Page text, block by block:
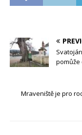
Mraveniště je pro